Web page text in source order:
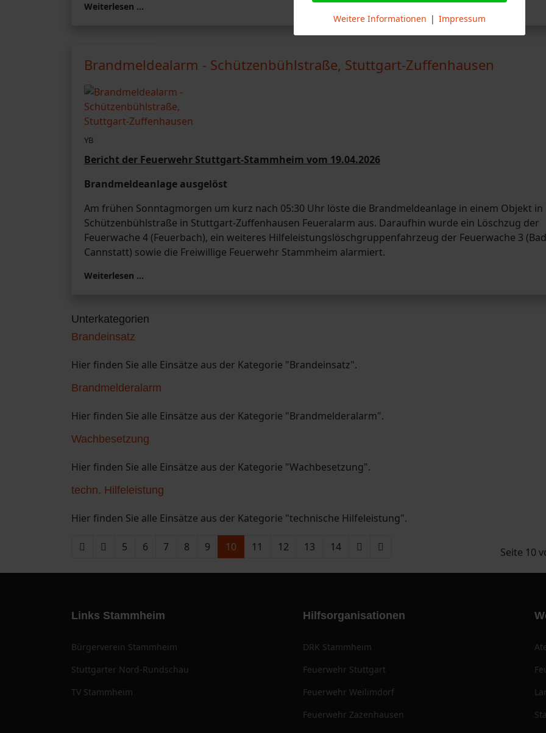
Weiterlesen …
Brandmeldealarm - Schützenbühlstraße, Stuttgart-Zuffenhausen
YB
Bericht der Feuerwehr Stuttgart-Stammheim vom 19.04.2026
Brandmeldeanlage ausgelöst
Am frühen Sonntagmorgen um kurz nach 05:30 Uhr löste die Brandmeldeanlage in einem Objekt in
Schützenbühlstraße in Stuttgart-Zuffenhausen Feueralarm aus. Daraufhin wurde ein Löschzug der
Feuerwache 4 (Feuerbach), ein weiteres Hilfeleistungslöschgruppenfahrzeug der Feuerwache 3
Cannstatt) sowie die Freiwillige Feuerwehr Stammheim alarmiert.
Weiterlesen …
Unterkategorien
Brandeinsatz
Hier finden Sie alle Einsätze aus der Kategorie "Brandeinsatz".
Brandmelderalarm
Hier finden Sie alle Einsätze aus der Kategorie "Brandmelderalarm".
Wachbesetzung
Hier finden Sie alle Einsätze aus der Kategorie "Wachbesetzung".
techn. Hilfeleistung
Hier finden Sie alle Einsätze aus der Kategorie "technische Hilfeleistung".
Seite 10
5 6 7 8 9 10 11 12 13 14
Links Stammheim
Bürgerverein Stammheim
Stuttgarter Nord-Rundschau
TV Stammheim
Hilfsorganisationen
DRK Stammheim
Feuerwehr Stuttgart
Feuerwehr Weilimdorf
Feuerwehr Zazenhausen
Weitere Informationen | Impressum